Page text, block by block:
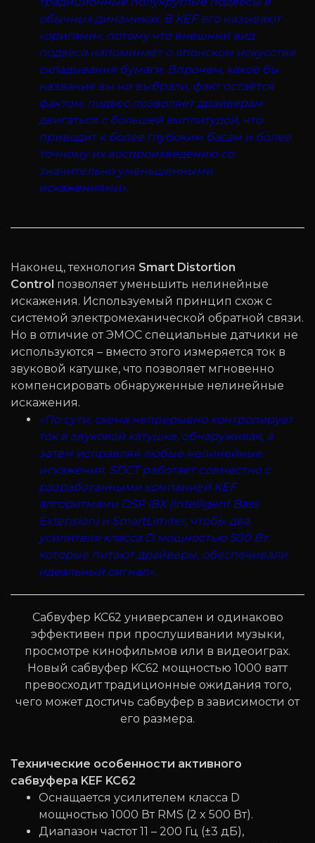
обычных динамиках. В KEF его называют
«оригами», потому что внешний вид
подвеса напоминает о японском искусстве
складывания бумаги. Впрочем, какое бы
название вы ни выбрали, факт остаётся
фактом: подвес позволяет драйверам
двигаться с большей амплитудой, что
приводит к более глубоким басам и более
точному их воспроизведению со
значительно уменьшенными
искажениями».
Наконец, технология Smart Distortion
Control позволяет уменьшить нелинейные
искажения. Используемый принцип схож с
системой электромеханической обратной связи.
Но в отличие от ЭМОС специальные датчики не
используются – вместо этого измеряется ток в
звуковой катушке, что позволяет мгновенно
компенсировать обнаруженные нелинейные
искажения.
«По сути, схема непрерывно контролирует
ток в звуковой катушке, обнаруживая, а
затем исправляя любые нелинейные
искажения. SDCT работает совместно с
разработанными компанией KEF
алгоритмами DSP iBX (Intelligent Bass
Extension) и SmartLimiter, чтобы два
усилителя класса D мощностью 500 Вт,
которые питают драйверы, обеспечивали
идеальный сигнал».
Сабвуфер KC62 универсален и одинаково
эффективен при прослушивании музыки,
просмотре кинофильмов или в видеоиграх.
Новый сабвуфер KC62 мощностью 1000 ватт
превосходит традиционные ожидания того,
чего может достичь сабвуфер в зависимости от
его размера.
Технические особенности активного
сабвуфера KEF KC62
Оснащается усилителем класса D
мощностью 1000 Вт RMS (2 x 500 Вт).
Диапазон частот 11 – 200 Гц (±3 дБ),